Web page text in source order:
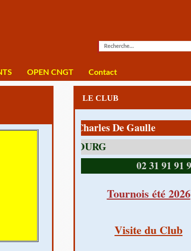
OPEN CNGT Contact
LE CLUB
1 av Charles De Gaulle
02 31 91 91 91
Tournois été 2026
Visite du Club